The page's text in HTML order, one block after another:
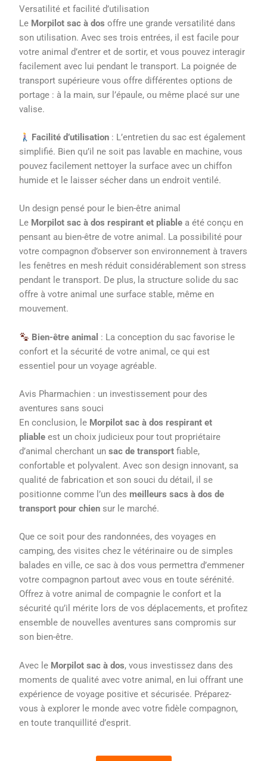
Versatilité et facilité d’utilisation
Le Morpilot sac à dos offre une grande versatilité dans
son utilisation. Avec ses trois entrées, il est facile pour
votre animal d’entrer et de sortir, et vous pouvez interagir
facilement avec lui pendant le transport. La poignée de
transport supérieure vous offre différentes options de
portage : à la main, sur l’épaule, ou même placé sur une
valise.
Facilité d’utilisation : L’entretien du sac est également
simplifié. Bien qu’il ne soit pas lavable en machine, vous
pouvez facilement nettoyer la surface avec un chiffon
humide et le laisser sécher dans un endroit ventilé.
Un design pensé pour le bien-être animal
Le Morpilot sac à dos respirant et pliable a été conçu en
pensant au bien-être de votre animal. La possibilité pour
votre compagnon d’observer son environnement à travers
les fenêtres en mesh réduit considérablement son stress
pendant le transport. De plus, la structure solide du sac
offre à votre animal une surface stable, même en
mouvement.
Bien-être animal : La conception du sac favorise le
confort et la sécurité de votre animal, ce qui est
essentiel pour un voyage agréable.
Avis Pharmachien : un investissement pour des
aventures sans souci
En conclusion, le Morpilot sac à dos respirant et
pliable est un choix judicieux pour tout propriétaire
d’animal cherchant unsac de transport fiable,
confortable et polyvalent. Avec son design innovant, sa
qualité de fabrication et son souci du détail, il se
positionne comme l’un desmeilleurs sacs à dos de
transport pour chien sur le marché.
Que ce soit pour des randonnées, des voyages en
camping, des visites chez le vétérinaire ou de simples
balades en ville, ce sac à dos vous permettra d’emmener
votre compagnon partout avec vous en toute sérénité.
Offrez à votre animal de compagnie le confort et la
sécurité qu’il mérite lors de vos déplacements, et profitez
ensemble de nouvelles aventures sans compromis sur
son bien-être.
Avec le Morpilot sac à dos, vous investissez dans des
moments de qualité avec votre animal, en lui offrant une
expérience de voyage positive et sécurisée. Préparez-
vous à explorer le monde avec votre fidèle compagnon,
en toute tranquillité d’esprit.